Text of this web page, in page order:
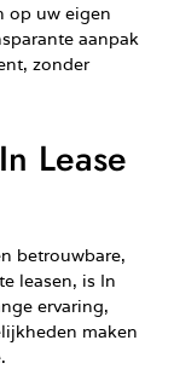
op uw eigen
aanpak
zonder
Lease
betrouwbare,
leasen, is In
ervaring,
maken